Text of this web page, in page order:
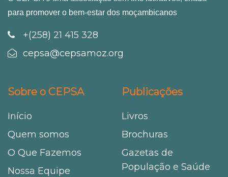
para promover o bem-estar dos moçambicanos
+(258) 21 415 328
cepsa@cepsamoz.org
Sobre o CEPSA
Início
Quem somos
O Que Fazemos
Nossa Equipe
Publicações
Livros
Brochuras
Gazetas de
População e Saúde